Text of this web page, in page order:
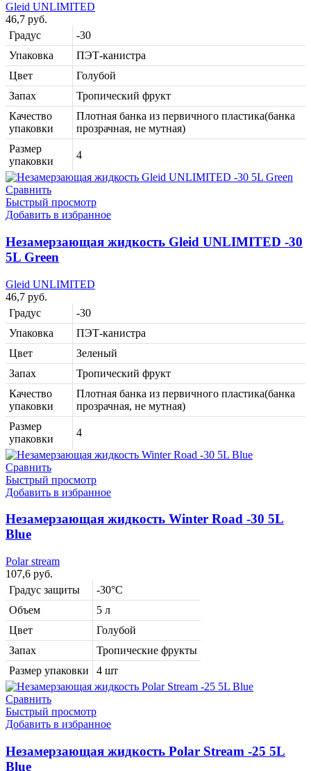
Gleid UNLIMITED
46,7 руб.
Градус
-30
Упаковка
ПЭТ-канистра
Цвет
Голубой
Запах
Тропический фрукт
Качество
упаковки
Плотная банка из первичного пластика(банка
прозрачная, не мутная)
Размер
упаковки
4
Сравнить
Быстрый просмотр
Добавить в избранное
Незамерзающая жидкость Gleid UNLIMITED -30
5L Green
Gleid UNLIMITED
46,7 руб.
Градус
-30
Упаковка
ПЭТ-канистра
Цвет
Зеленый
Запах
Тропический фрукт
Качество
упаковки
Плотная банка из первичного пластика(банка
прозрачная, не мутная)
Размер
упаковки
4
Сравнить
Быстрый просмотр
Добавить в избранное
Незамерзающая жидкость Winter Road -30 5L
Blue
Polar stream
107,6 руб.
Градус защиты
-30°C
Объем
5 л
Цвет
Голубой
Запах
Тропические фрукты
Размер упаковки
4 шт
Сравнить
Быстрый просмотр
Добавить в избранное
Незамерзающая жидкость Polar Stream -25 5L
Blue